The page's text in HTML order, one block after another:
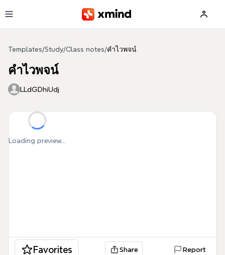
Templates/Study/Class notes/คำไวพจน์
คำไวพจน์
LLdGDhiUdj
Loading preview...
Favorites Share Report